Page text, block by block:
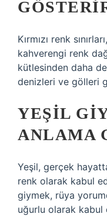
Kırmızı renk
kahverengi renk
kütlesinden daha
denizleri ve gölleri
YEŞIL
ANLAMA
Yeşil, gerçek
renk olarak kabul
giymek, rüya
uğurlu olarak kabul